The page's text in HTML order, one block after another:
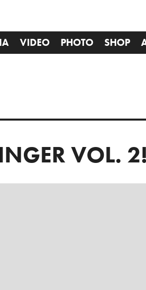
VIDEO PHOTO SHOP
VOL. 2!